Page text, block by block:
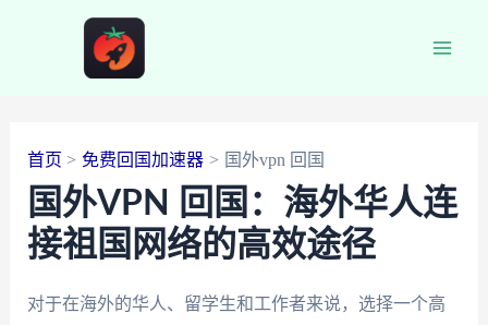
首页 免费回国加速器 国外vpn 回国
国外VPN 回国：海外华人连
接祖国网络的高效途径
对于在海外的华人、留学生和工作者来说，选择一个高